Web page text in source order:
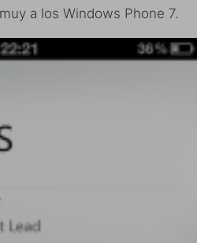
a los Windows Phone 7.